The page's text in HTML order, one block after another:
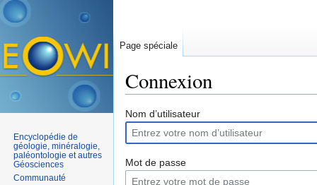
Connexion
Nom d’utilisateur
Mot de passe
Page spéciale
Encyclopédie de
géologie, minéralogie,
paléontologie et autres
Géosciences
Communauté